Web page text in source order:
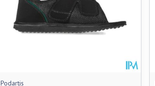
Podartis